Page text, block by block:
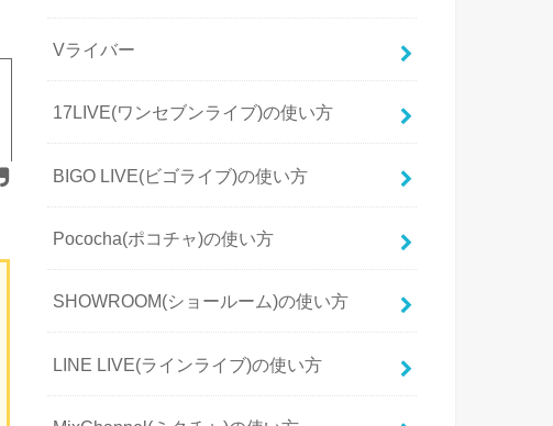
Vライバー
17LIVE(ワンセブンライブ)の使い方
BIGO LIVE(ビゴライブ)の使い方
Pococha(ポコチャ)の使い方
SHOWROOM(ショールーム)の使い方
LINE LIVE(ラインライブ)の使い方